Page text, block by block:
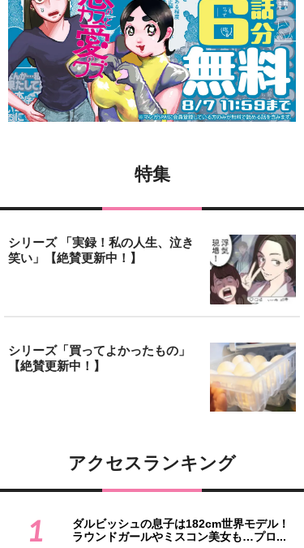
特集
シリーズ 「実録！私の人生、泣き
笑い」【絶賛更新中！】
シリーズ「買ってよかったもの」
【絶賛更新中！】
アクセスランキング
1
ダルビッシュの息子は182cm世界モデル！
ラウンドガールやミスコン美女も…プロ...